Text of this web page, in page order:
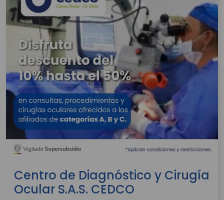
Centro de Diagnóstico y Cirugía
Ocular S.A.S. CEDCO